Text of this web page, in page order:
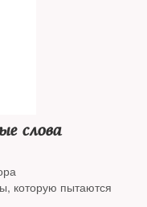
слова
которую пытаются